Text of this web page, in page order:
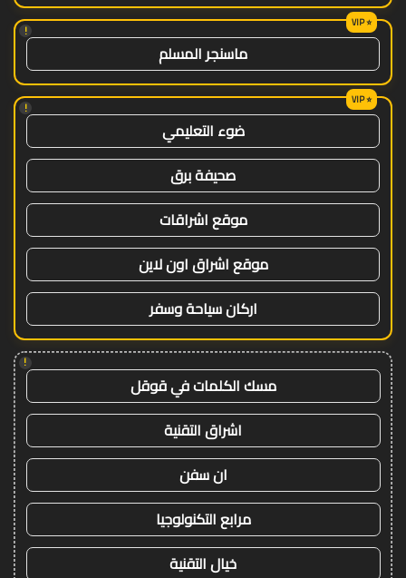
!
ماسنجر المسلم
!
ضوء التعليمي
صحيفة برق
موقع اشراقات
موقع اشراق اون لاين
اركان سياحة وسفر
!
مسك الكلمات في قوقل
اشراق التقنية
ان سفن
مرابع التكنولوجيا
خيال التقنية